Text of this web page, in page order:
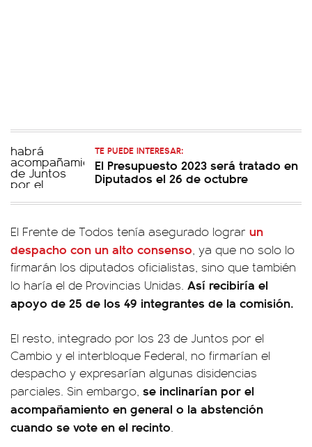
TE PUEDE INTERESAR:
El Presupuesto 2023 será tratado en
Diputados el 26 de octubre
El Frente de Todos tenía asegurado lograr un
despacho con un alto consenso, ya que no solo lo
firmarán los diputados oficialistas, sino que también
lo haría el de Provincias Unidas. Así recibiría el
apoyo de 25 de los 49 integrantes de la comisión.
El resto, integrado por los 23 de Juntos por el
Cambio y el interbloque Federal, no firmarían el
despacho y expresarían algunas disidencias
parciales. Sin embargo, se inclinarían por el
acompañamiento en general o la abstención
cuando se vote en el recinto.